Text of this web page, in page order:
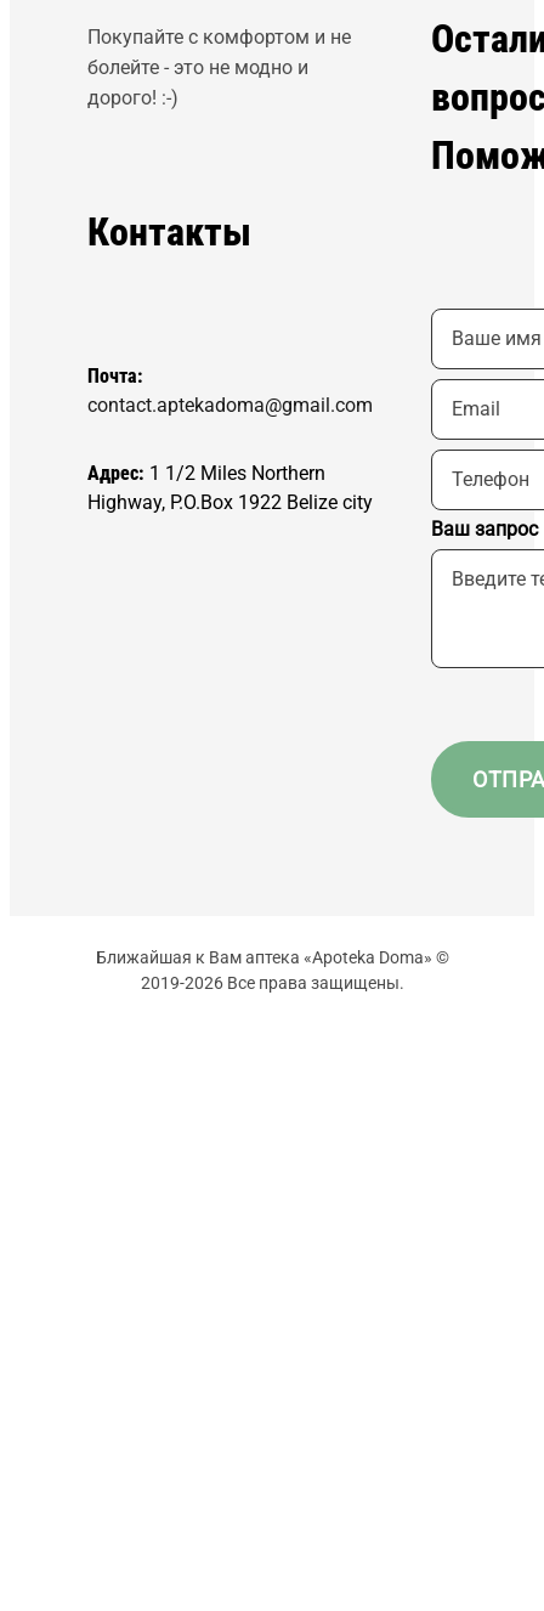
Покупайте с комфортом и не
болейте - это не модно и
дорого! :-)
Контакты
Почта:
contact.aptekadoma@gmail.com
Адрес: 1 1/2 Miles Northern
Highway, P.O.Box 1922 Belize city
Ваш запрос
Ближайшая к Вам аптека «Apoteka Doma» ©
2019-2026 Все права защищены.